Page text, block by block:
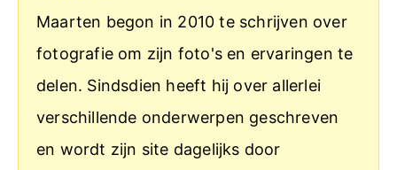
Maarten begon in 2010 te schrijven over
fotografie om zijn foto's en ervaringen te
delen. Sindsdien heeft hij over allerlei
verschillende onderwerpen geschreven
en wordt zijn site dagelijks door